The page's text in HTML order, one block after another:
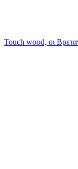
Touch wood, οι